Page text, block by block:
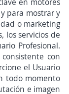
para mostrar y
o marketing
los servicios de
Profesional.
con
el Usuario
todo momento
e imagen